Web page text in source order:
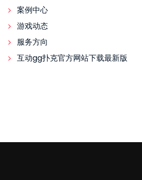
案例中心
游戏动态
服务方向
互动gg扑克官方网站下载最新版